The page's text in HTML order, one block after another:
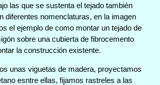
las que se sustenta el tejado también
diferentes nomenclaturas, en la imagen
el ejemplo de como montar un tejado de
sobre una cubierta de fibrocemento
la construcción existente.
unas viguetas de madera, proyectamos
esntre ellas, fijamos rastreles a las